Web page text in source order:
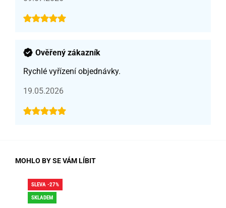
Ověřený zákazník
Rychlé vyřízení objednávky.
19.05.2026
MOHLO BY SE VÁM LÍBIT
SLEVA -27%
SKLADEM